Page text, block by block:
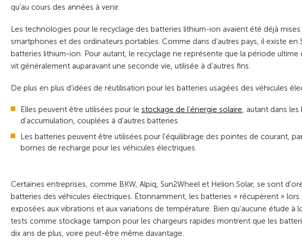
qu’au cours des années à venir.
Les technologies pour le recyclage des batteries lithium-ion avaient été déjà
smartphones et des ordinateurs portables. Comme dans d’autres pays, il existe
batteries lithium-ion. Pour autant, le recyclage ne représente que la période ultime
vit généralement auparavant une seconde vie, utilisée à d’autres fins.
De plus en plus d’idées de réutilisation pour les batteries usagées des véhicules
Elles peuvent être utilisées pour le stockage de l’énergie solaire, autant dans
d’accumulation, couplées à d’autres batteries.
Les batteries peuvent être utilisées pour l’équilibrage des pointes de courant,
bornes de recharge pour les véhicules électriques.
Certaines entreprises, comme BKW, Alpiq, Sun2Wheel et Helion Solar, se sont
batteries des véhicules électriques. Étonnamment, les batteries « récupèrent »
exposées aux vibrations et aux variations de température. Bien qu’aucune étude
tests comme stockage tampon pour les chargeurs rapides montrent que les
dix ans de plus, voire peut-être même davantage.